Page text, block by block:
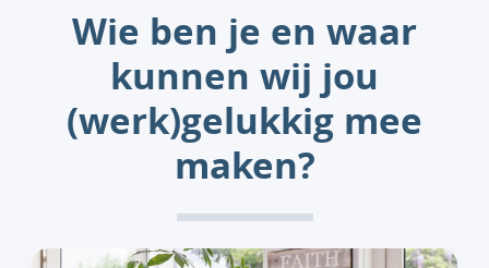
Wie ben je en waar
kunnen wij jou
(werk)gelukkig mee
maken?